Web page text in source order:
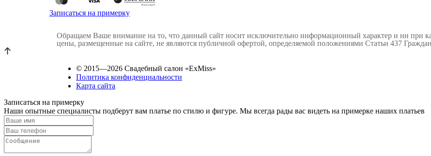
Записаться на примерку
Обращаем Ваше внимание на то, что данный сайт носит исключительно информационный характер и ни при
цены, размещенные на сайте, не являются публичной офертой, определяемой положениями Статьи 437
© 2015—2026 Свадебный салон «ExMiss»
Политика конфиденциальности
Карта сайта
Записаться на примерку
Наши опытные специалисты подберут вам платье по стилю и фигуре. Мы всегда рады вас видеть на примерке наших платьев